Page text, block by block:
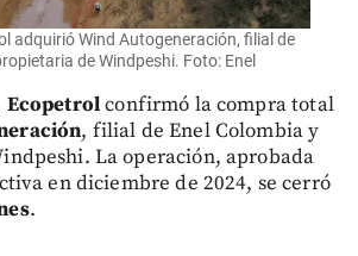
adquirió Wind Autogeneración, filial de
de Windpeshi. Foto: Enel
Ecopetrolconfirmó la compra total
, filial de Enel Colombia y
La operación, aprobada
en diciembre de 2024, se cerró
.